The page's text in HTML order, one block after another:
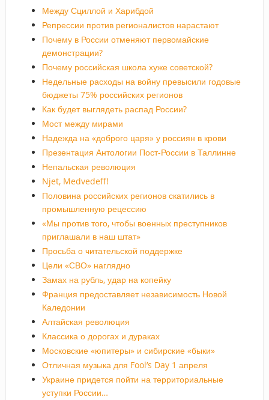
Между Сциллой и Харибдой
Репрессии против регионалистов нарастают
Почему в России отменяют первомайские
демонстрации?
Почему российская школа хуже советской?
Недельные расходы на войну превысили годовые
бюджеты 75% российских регионов
Как будет выглядеть распад России?
Мост между мирами
Надежда на «доброго царя» у россиян в крови
Презентация Антологии Пост-России в Таллинне
Непальская революция
Njet, Medvedeff!
Половина российских регионов скатились в
промышленную рецессию
«Мы против того, чтобы военных преступников
приглашали в наш штат»
Просьба о читательской поддержке
Цели «СВО» наглядно
Замах на рубль, удар на копейку
Франция предоставляет независимость Новой
Каледонии
Алтайская революция
Классика о дорогах и дураках
Московские «юпитеры» и сибирские «быки»
Отличная музыка для Fool’s Day 1 апреля
Украине придется пойти на территориальные
уступки России…